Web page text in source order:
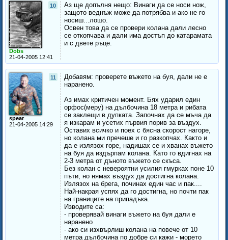
10
Dobs
21-04-2005 12:41
Аз ще допълня нещо: Винаги да се носи нож,
защото веднъж може да потрябва и ако не го
носиш...лошо.
Освен това да се провери колана дали лесно
се откопчава и дали има достъп до катарамата
и с двете ръце.
11
spear
21-04-2005 14:29
Добавям: проверете въжето на буя, дали не е
наранено.
Аз имах критичен момент. Бях ударил един
орфос(меру) на дълбочина 18 метра и рибата
се заклещи в дупката. Започнах да се мъча да
я изкарам и усетих първия порив за въздух.
Оставих всичко и поех с бясна скорост нагоре,
но колана ми пречеше и го разкопчах. Както и
да е излязох горе, надишах се и хванах въжето
на буя да издърпам колана. Като го вдигнах на
2-3 метра от дъното въжето се скъса.
Без колан с невероятни усилия гмурках поне 10
пъти, но нямах въздух да достигна колана.
Излязох на брега, починах един час и пак....
Най-накрая успях да го достигна, но почти пак
на границите на припадъка.
Изводите са:
- проверявай винаги въжето на буя дали е
наранено
- ако си изхвърлиш колана на повече от 10
метра дълбочина по добре си кажи - морето